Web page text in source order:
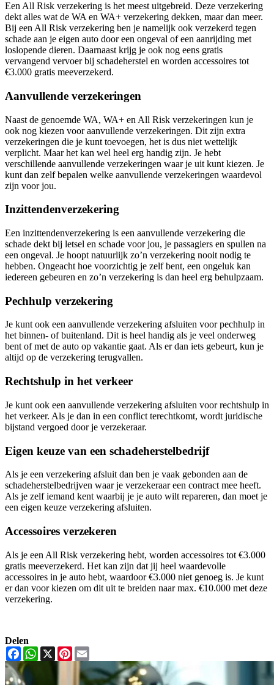
Een All Risk verzekering is het meest uitgebreid. Deze verzekering
dekt alles wat de WA en WA+ verzekering dekken, maar dan meer.
Bij een All Risk verzekering ben je namelijk ook verzekerd tegen
schade aan je eigen auto door een ongeval of een aanrijding met
loslopende dieren. Daarnaast krijg je ook nog eens gratis
vervangend vervoer bij schadeherstel en worden accessoires tot
€3.000 gratis meeverzekerd.
Aanvullende verzekeringen
Naast de genoemde WA, WA+ en All Risk verzekeringen kun je
ook nog kiezen voor aanvullende verzekeringen. Dit zijn extra
verzekeringen die je kunt toevoegen, het is dus niet wettelijk
verplicht. Maar het kan wel heel erg handig zijn. Je hebt
verschillende aanvullende verzekeringen waar je uit kunt kiezen. Je
kunt dan zelf bepalen welke aanvullende verzekeringen waardevol
zijn voor jou.
Inzittendenverzekering
Een inzittendenverzekering is een aanvullende verzekering die
schade dekt bij letsel en schade voor jou, je passagiers en spullen na
een ongeval. Je hoopt natuurlijk zo’n verzekering nooit nodig te
hebben. Ongeacht hoe voorzichtig je zelf bent, een ongeluk kan
iedereen gebeuren en zo’n verzekering is dan heel erg behulpzaam.
Pechhulp verzekering
Je kunt ook een aanvullende verzekering afsluiten voor pechhulp in
het binnen- of buitenland. Dit is heel handig als je veel onderweg
bent of met de auto op vakantie gaat. Als er dan iets gebeurt, kun je
altijd op de verzekering terugvallen.
Rechtshulp in het verkeer
Je kunt ook een aanvullende verzekering afsluiten voor rechtshulp in
het verkeer. Als je dan in een conflict terechtkomt, wordt juridische
bijstand vergoed door je verzekeraar.
Eigen keuze van een schadeherstelbedrijf
Als je een verzekering afsluit dan ben je vaak gebonden aan de
schadeherstelbedrijven waar je verzekeraar een contract mee heeft.
Als je zelf iemand kent waarbij je je auto wilt repareren, dan moet je
een eigen keuze verzekering afsluiten.
Accessoires verzekeren
Als je een All Risk verzekering hebt, worden accessoires tot €3.000
gratis meeverzekerd. Het kan zijn dat jij heel waardevolle
accessoires in je auto hebt, waardoor €3.000 niet genoeg is. Je kunt
er dan voor kiezen om dit uit te breiden naar max. €10.000 met deze
verzekering.
Delen
FacebookWhatsApp
X Pinterest